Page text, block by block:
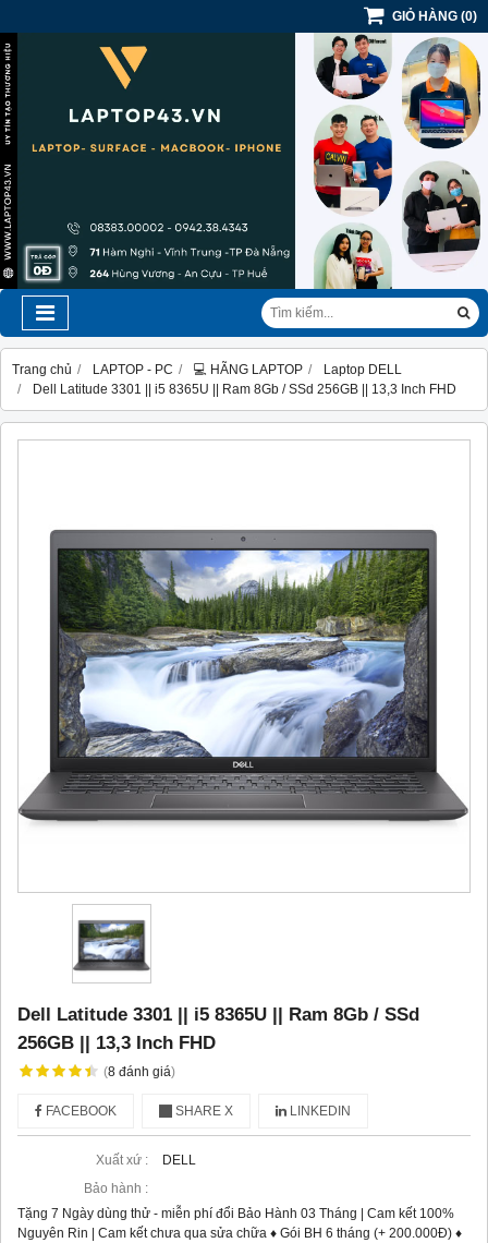
GIỎ HÀNG (0)
Trang chủ LAPTOP - PC 💻 HÃNG LAPTOP
Laptop DELL
Dell Latitude 3301 || i5 8365U || Ram 8Gb / SSd 256GB || 13,3 Inch FHD
Dell Latitude 3301 || i5 8365U || Ram 8Gb / SSd
256GB || 13,3 Inch FHD
(8 đánh giá)
FACEBOOK SHARE X LINKEDIN
Xuất xứ :
DELL
Bảo hành :
Tặng 7 Ngày dùng thử - miễn phí đổi Bảo Hành 03 Tháng | Cam kết 100%
Nguyên Rin | Cam kết chưa qua sửa chữa ♦ Gói BH 6 tháng (+ 200.000Đ) ♦